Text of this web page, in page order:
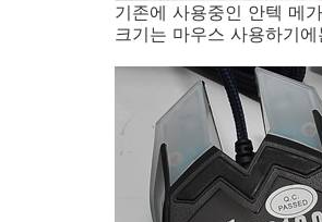
기존에 사용중인 안텍 메
크기는 마우스 사용하기